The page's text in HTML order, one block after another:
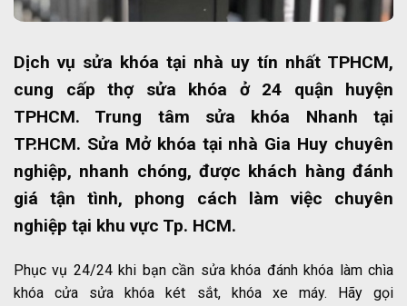
Dịch vụ sửa khóa tại nhà uy tín nhất TPHCM,
cung cấp thợ sửa khóa ở 24 quận huyện
TPHCM. Trung tâm sửa khóa Nhanh tại
TP.HCM. Sửa Mở khóa tại nhà Gia Huy chuyên
nghiệp, nhanh chóng, được khách hàng đánh
giá tận tình, phong cách làm việc chuyên
nghiệp tại khu vực Tp. HCM.
Phục vụ 24/24 khi bạn cần sửa khóa đánh khóa làm chìa
khóa cửa sửa khóa két sắt, khóa xe máy. Hãy gọi